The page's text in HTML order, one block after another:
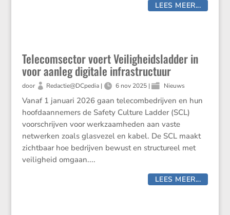
LEES MEER...
Telecomsector voert Veiligheidsladder in
voor aanleg digitale infrastructuur
door Redactie@DCpedia| 6 nov 2025 | Nieuws
Vanaf 1 januari 2026 gaan telecom­be­drijven en hun
hoofd­aan­ne­mers de Safety Culture Ladder (SCL)
voorschrijven voor werkzaam­heden aan vaste
netwerken zoals glasvezel en kabel. De SCL maakt
zicht­baar hoe bedrijven bewust en struc­tu­reel met
veilig­heid omgaan....
LEES MEER...